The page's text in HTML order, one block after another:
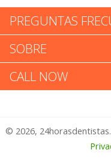
Raymond Ted Bond
Raymond
Experiencia
1 – No Feliz
PREGUNTAS
SOBRE
CALL NOW
© 2026,